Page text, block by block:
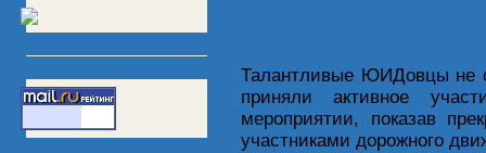
Талантливые ЮИДовцы не
приняли активное
мероприятии, показав
участниками дорожного